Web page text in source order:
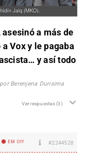
a más de
Vox y le pagaba
y así todo
Berenjena Durisima
Ver respuestas(3)
EM Off #2244528